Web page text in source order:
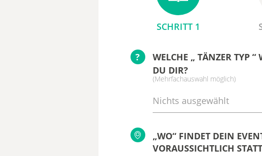
SCHRITT 1
?
WELCHE „ TÄNZER TYP “
DU DIR?
(Mehrfachauswahl möglich)
Nichts ausgewählt
„WO“ FINDET DEIN
VORAUSSICHTLICH